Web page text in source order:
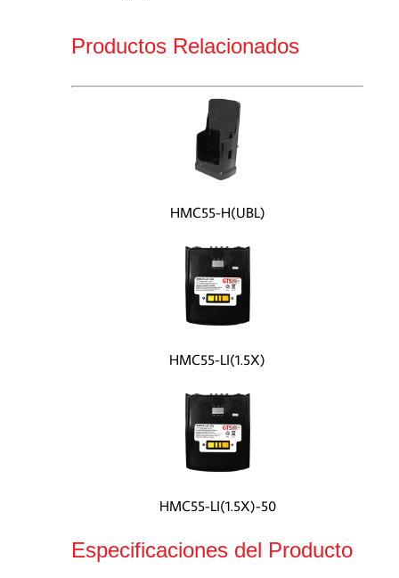
Productos Relacionados
HMC55-H(UBL)
HMC55-LI(1.5X)
HMC55-LI(1.5X)-50
Especificaciones del Producto